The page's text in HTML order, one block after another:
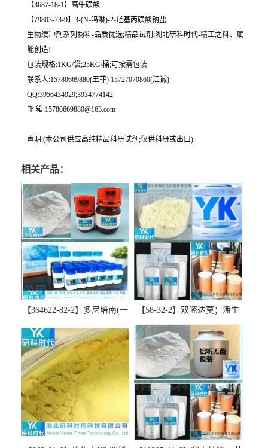
【3687-18-1】高牛磺酸
【79803-73-9】3-(N-吗啉)-2-羟基丙磺酸钠盐
生物缓冲剂系列物料-品质优选;精品试剂;湖北研科时代-精工之料、赋
能创造!
包装规格:1KG/袋;25KG/桶;可按需包装
联系人:15780669880(王菲) 15727070860(江诚)
QQ:3956434929;3934774142
邮 箱:15780669880@163.com
声明:(本公司供应高纯精品科研试剂;仅供科研或出口)
相关产品：
【364622-82-2】多尼培南(一
精品科研试剂-湖北研科时代
科技-“研”无止境;“科”学创
新！支持三方验证；支持定
制；检测图谱；MSDS等技术
支持！
【58-32-2】双嘧达莫；潘生
丁-精品科研试剂-湖北研科时
代科技-“研”无止境;“科”学创
新！支持三方验证；支持定
制；检测图谱；MSDS等技术
支持！